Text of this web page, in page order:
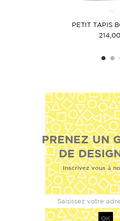
PETIT TAPIS
PRENEZ UN
DE
Inscrivez vous à
OK